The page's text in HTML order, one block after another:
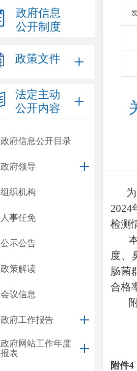
政府信息
公开制度
政策文件
法定主动
公开内容
政府信息公开目录
政府领导
组织机构
人事任免
公示公告
政策解读
会议信息
政府工作报告
政府网站工作年度
报表
2024
检测
度、
肠菌
合格
附件4